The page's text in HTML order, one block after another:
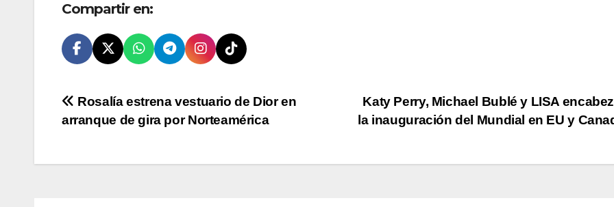
Compartir en:
Navegación
entradas
Katy Perry, Michael Bublé y LISA
la inauguración del Mundial en EU y
Rosalía estrena vestuario de Dior en
arranque de gira por Norteamérica